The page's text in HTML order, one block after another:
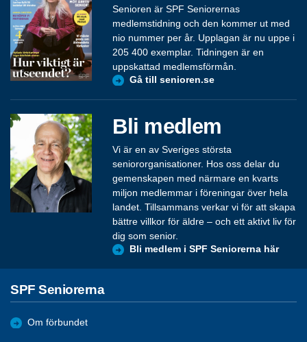
Senioren är SPF Seniorernas
medlemstidning och den kommer ut med
nio nummer per år. Upplagan är nu uppe i
205 400 exemplar. Tidningen är en
uppskattad medlemsförmån.
Gå till senioren.se
Bli medlem
Vi är en av Sveriges största
seniororganisationer. Hos oss delar du
gemenskapen med närmare en kvarts
miljon medlemmar i föreningar över hela
landet. Tillsammans verkar vi för att skapa
bättre villkor för äldre – och ett aktivt liv för
dig som senior.
Bli medlem i SPF Seniorerna här
SPF Seniorerna
Om förbundet